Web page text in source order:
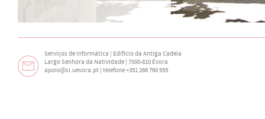
Serviços de Informática | Edifício da Antiga Cadeia
Largo Senhora da Natividade | 7000-810 Évora
apoio@si.uevora.pt | telefone +351 266 760 955